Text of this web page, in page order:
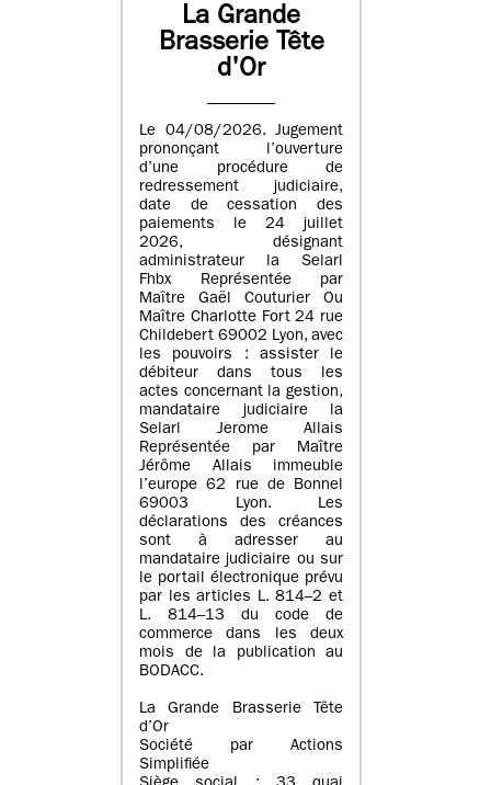
La Grande
Brasserie Tête
d'Or
Le 04/08/2026. Jugement
prononçant l’ouverture
d’une procédure de
redressement judiciaire,
date de cessation des
paiements le 24 juillet
2026, désignant
administrateur la Selarl
Fhbx Représentée par
Maître Gaël Couturier Ou
Maître Charlotte Fort 24 rue
Childebert 69002 Lyon, avec
les pouvoirs : assister le
débiteur dans tous les
actes concernant la gestion,
mandataire judiciaire la
Selarl Jerome Allais
Représentée par Maître
Jérôme Allais immeuble
l’europe 62 rue de Bonnel
69003 Lyon. Les
déclarations des créances
sont à adresser au
mandataire judiciaire ou sur
le portail électronique prévu
par les articles L. 814–2 et
L. 814–13 du code de
commerce dans les deux
mois de la publication au
BODACC.
La Grande Brasserie Tête
d’Or
Société par Actions
Simplifiée